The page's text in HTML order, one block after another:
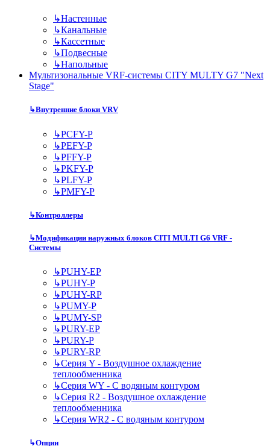
↳Настенные
↳Канальные
↳Кассетные
↳Подвесные
↳Напольные
Мультизональные VRF-системы CITY MULTY G7 "Next
Stage"
↳Внутренние блоки VRV
↳PCFY-P
↳PEFY-P
↳PFFY-P
↳PKFY-P
↳PLFY-P
↳PMFY-P
↳Контроллеры
↳Модификации наружных блоков CITI MULTI G6 VRF -
Системы
↳PUHY-EP
↳PUHY-P
↳PUHY-RP
↳PUMY-P
↳PUMY-SP
↳PURY-EP
↳PURY-P
↳PURY-RP
↳Серия Y - Воздушное охлаждение
теплообменника
↳Серия WY - С водяным контуром
↳Серия R2 - Воздушное охлаждение
теплообменника
↳Серия WR2 - С водяным контуром
↳Опции